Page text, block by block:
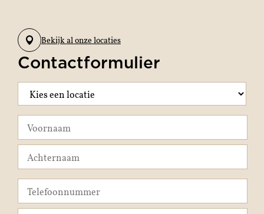
Bekijk al onze locaties
Contactformulier